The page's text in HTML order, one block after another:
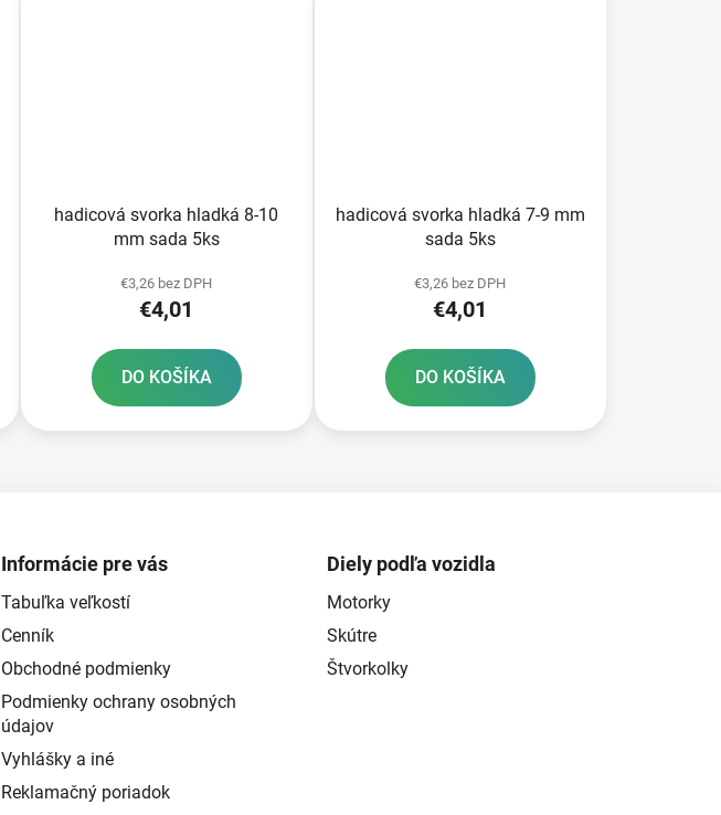
hadicová svorka hladká 8-10
mm sada 5ks
€3,26 bez DPH
€4,01
DO KOŠÍKA
hadicová svorka hladká 7-9 mm
sada 5ks
€3,26 bez DPH
€4,01
DO KOŠÍKA
d
e
p
r
y
v
Informácie pre vás
Tabuľka veľkostí
Cenník
Obchodné podmienky
Podmienky ochrany osobných
údajov
Vyhlášky a iné
Reklamačný poriadok
Diely podľa vozidla
Motorky
Skútre
Štvorkolky